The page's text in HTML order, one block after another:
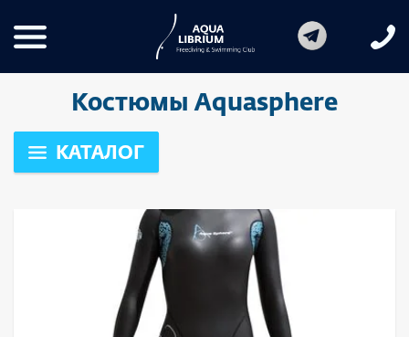
Костюмы Aquasphere
КАТАЛОГ